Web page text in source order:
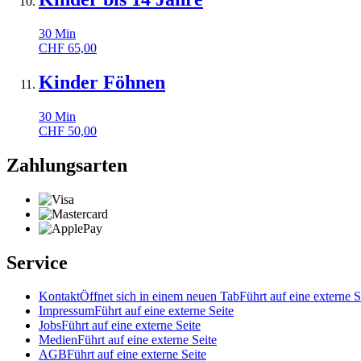
30 Min
CHF 65,00
Kinder Föhnen
30 Min
CHF 50,00
Zahlungsarten
Service
KontaktÖffnet sich in einem neuen TabFührt auf eine externe
ImpressumFührt auf eine externe Seite
JobsFührt auf eine externe Seite
MedienFührt auf eine externe Seite
AGBFührt auf eine externe Seite